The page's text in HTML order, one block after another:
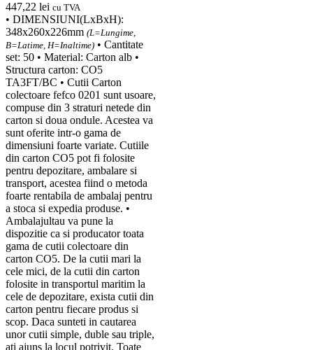
447,22 lei cu TVA
• DIMENSIUNI(LxBxH):
348x260x226mm (L=Lungime,
B=Latime, H=Inaltime) • Cantitate
set: 50 • Material: Carton alb •
Structura carton: CO5
TA3FT/BC • Cutii Carton
colectoare fefco 0201 sunt usoare,
compuse din 3 straturi netede din
carton si doua ondule. Acestea va
sunt oferite intr-o gama de
dimensiuni foarte variate. Cutiile
din carton CO5 pot fi folosite
pentru depozitare, ambalare si
transport, acestea fiind o metoda
foarte rentabila de ambalaj pentru
a stoca si expedia produse. •
Ambalajultau va pune la
dispozitie ca si producator toata
gama de cutii colectoare din
carton CO5. De la cutii mari la
cele mici, de la cutii din carton
folosite in transportul maritim la
cele de depozitare, exista cutii din
carton pentru fiecare produs si
scop. Daca sunteti in cautarea
unor cutii simple, duble sau triple,
ati ajuns la locul potrivit. Toate